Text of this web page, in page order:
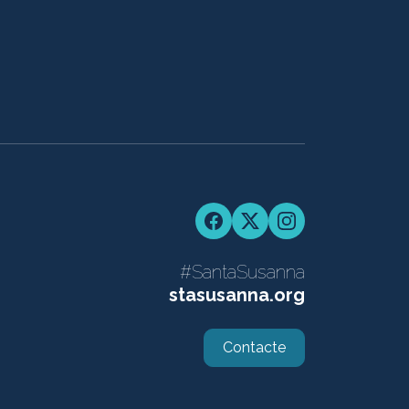
Facebook
TwitterInstagram
#SantaSusanna
stasusanna.org
Contacte